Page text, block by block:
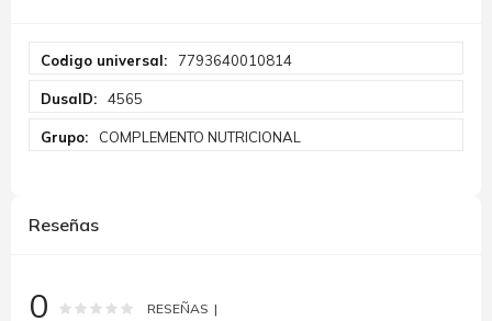
Información
7793640010814
4565
COMPLEMENTO NUTRICIONAL
Reseñas
0 Rating: % of100
RESEÑAS